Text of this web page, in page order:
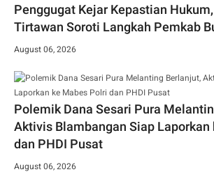
Penggugat Kejar Kepastian
Tirtawan Soroti Langkah Pemkab
August 06, 2026
Polemik Dana Sesari Pura
Aktivis Blambangan Siap Laporkan
dan PHDI Pusat
August 06, 2026